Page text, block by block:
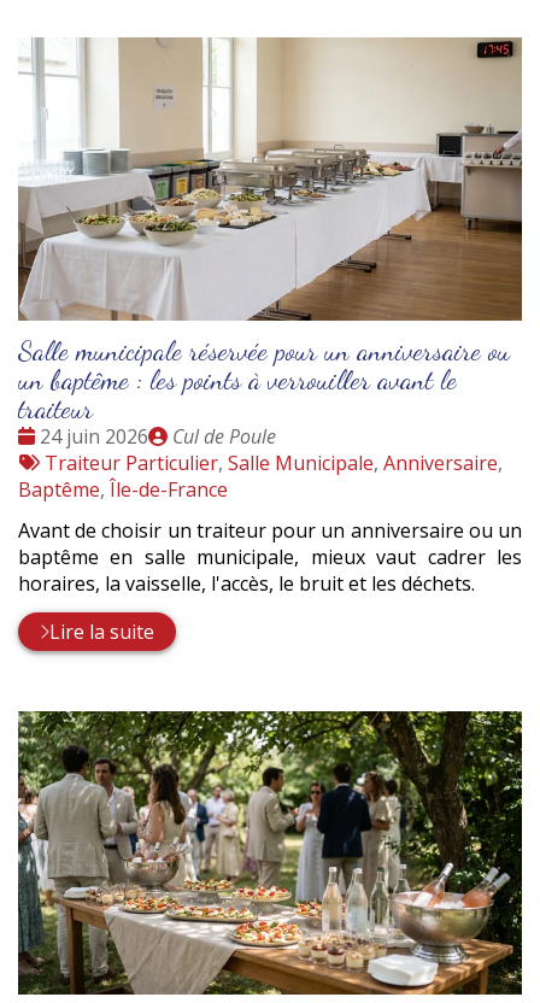
Salle municipale réservée pour un anniversaire ou
un baptême : les points à verrouiller avant le
traiteur
Date
:
24 juin 2026
Publié
par
Cul de Poule
Tags
:
Traiteur Particulier, Salle Municipale, Anniversaire,
Baptême, Île-de-France
Avant de choisir un traiteur pour un anniversaire ou un
baptême en salle municipale, mieux vaut cadrer les
horaires, la vaisselle, l'accès, le bruit et les déchets.
Lire la suite